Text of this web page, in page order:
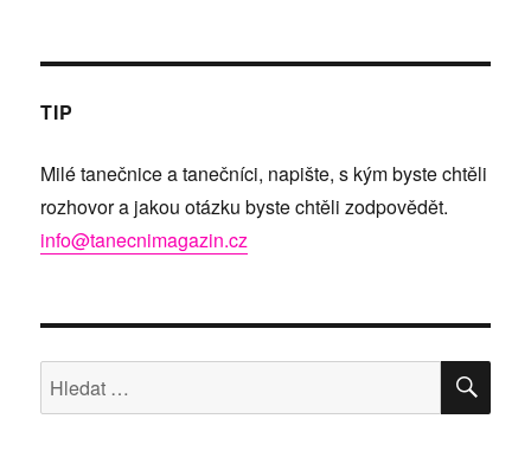
TIP
Milé tanečnice a tanečníci, napište, s kým byste chtěli
rozhovor a jakou otázku byste chtěli zodpovědět.
info@tanecnimagazin.cz
Hledat: